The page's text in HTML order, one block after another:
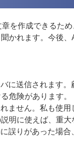
を作成できるた
かれます。今後
送信されます
危険があります。
せん。私も使
に使えば、重
りがあった場